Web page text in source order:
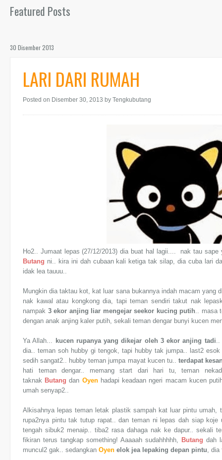
Featured Posts
30 Disember 2013
LARI DARI RUMAH
Posted on Disember 30, 2013 by Tengkubutang
Ho2.. Jumaat lepas (27/12/2013) dia buat hal lagii.... nak tau
Butang ni.. kira ini dah cubaan kali ketiga tak silap, dia cuba lari
idak lea tauuu..
Mungkin dia taktau kot, kat luar sana bukannya indah macam yang
nak kawal atau kongkong dia, tapi teman sendiri takut nak
nampak 3 ekor anjing liar mengejar seekor kucing putih.. masa
dengan anak anjing kaler putih, sekali teman dengar bunyi kucen
Ya Allah... kucen rupanya yang dikejar oleh 3 ekor anjing tadi..
dia.. teman soh hubby gi tengok, tapi hubby tak jumpa.. last2
sedih sangat2.. hubby teman jumpa mayat kucen tu.. terdapat
hati teman dengar.. memang start dari hari tu, teman
taknak Butang dan Oyenhadapi keadaan ngeri macam kucen
umah senyap2..
Alkisahnya lepas teman letak plastik sampah kat luar pintu
rupa2nya pintu tak tutup rapat.. dan teman ni lepas dah siap
tengah sibuk2 menaip.. tiba2 rasa dahaga nak ke dapur.. sekali
fikiran terus tangkap something! Aaaaah sudahhhhh, Butang dah
muncul2 gak.. sedangkan Oyen elok jea lepaking depan pintu, dia